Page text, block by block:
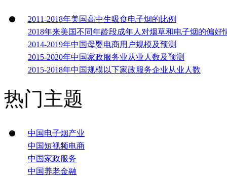
2011-2018年美国高中生吸食电子烟的比例
2018年来美国不同年龄段成年人对烟草和电子烟的偏好
2014-2019年中国母婴电商用户规模及预测
2015-2020年中国家政服务业从业人数及预测
2015-2018年中国规模以下家政服务企业从业人数
热门主题
中国电子烟产业
中国短视频电商
中国家政服务
中国养老金融